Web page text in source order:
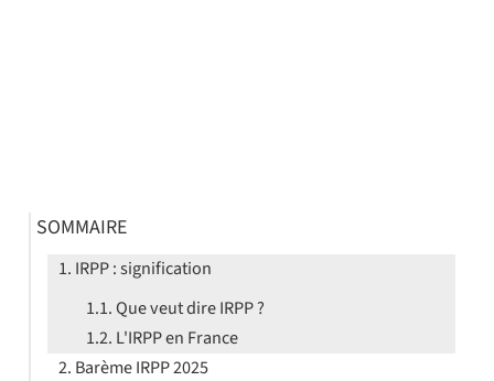
SOMMAIRE
IRPP : signification
Que veut dire IRPP ?
L'IRPP en France
Barème IRPP 2025